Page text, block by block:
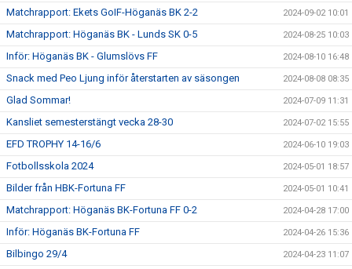
Matchrapport: Ekets GoIF-Höganäs BK 2-2 2024-09-02 10:01
Matchrapport: Höganäs BK - Lunds SK 0-5 2024-08-25 10:03
Inför: Höganäs BK - Glumslövs FF 2024-08-10 16:48
Snack med Peo Ljung inför återstarten av säsongen 2024-08-08 08:35
Glad Sommar! 2024-07-09 11:31
Kansliet semesterstängt vecka 28-30 2024-07-02 15:55
EFD TROPHY 14-16/6 2024-06-10 19:03
Fotbollsskola 2024 2024-05-01 18:57
Bilder från HBK-Fortuna FF 2024-05-01 10:41
Matchrapport: Höganäs BK-Fortuna FF 0-2 2024-04-28 17:00
Inför: Höganäs BK-Fortuna FF 2024-04-26 15:36
Bilbingo 29/4 2024-04-23 11:07